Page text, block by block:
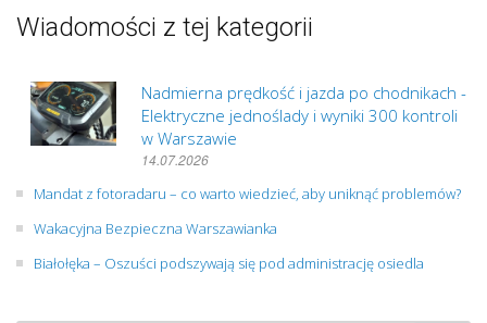
Wiadomości z tej kategorii
Nadmierna prędkość i jazda po chodnikach -
Elektryczne jednoślady i wyniki 300 kontroli
w Warszawie
14.07.2026
Mandat z fotoradaru – co warto wiedzieć, aby uniknąć problemów?
Wakacyjna Bezpieczna Warszawianka
Białołęka – Oszuści podszywają się pod administrację osiedla